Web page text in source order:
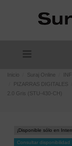
Inicio Suraj Online
PIZARRAS DIGITALES
2.0 Gris (STU-430-CH)
¡Disponible sólo en
Consultar disponibilidad